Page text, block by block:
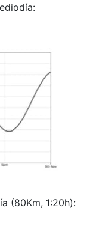
(80Km, 1:20h):